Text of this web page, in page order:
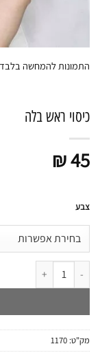
התמונות להמחשה בלבד
כיסוי ראש בלה
₪45
צבע
כמות של כיסוי ראש בלה
מק"ט: 1170